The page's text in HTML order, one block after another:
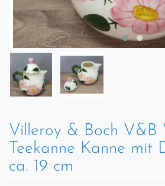
Villeroy & Boch V&B
Teekanne Kanne mit
ca. 19 cm